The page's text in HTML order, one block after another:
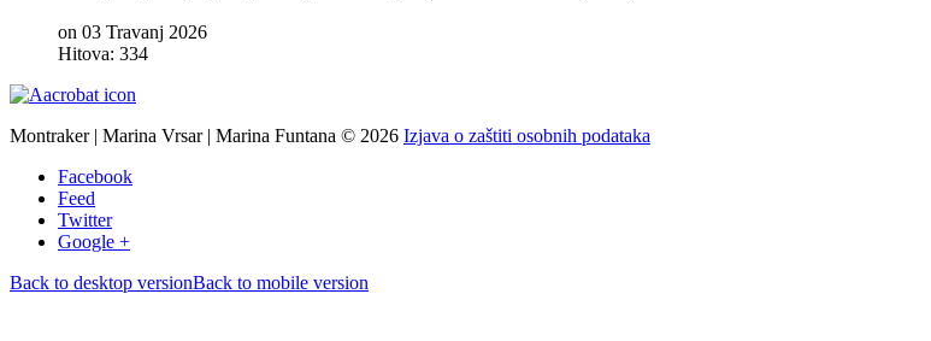
on 03 Travanj 2026
Hitova: 334
Montraker | Marina Vrsar | Marina Funtana © 2026 Izjava o zaštiti osobnih podataka
Facebook
Feed
Twitter
Google +
Back to desktop versionBack to mobile version